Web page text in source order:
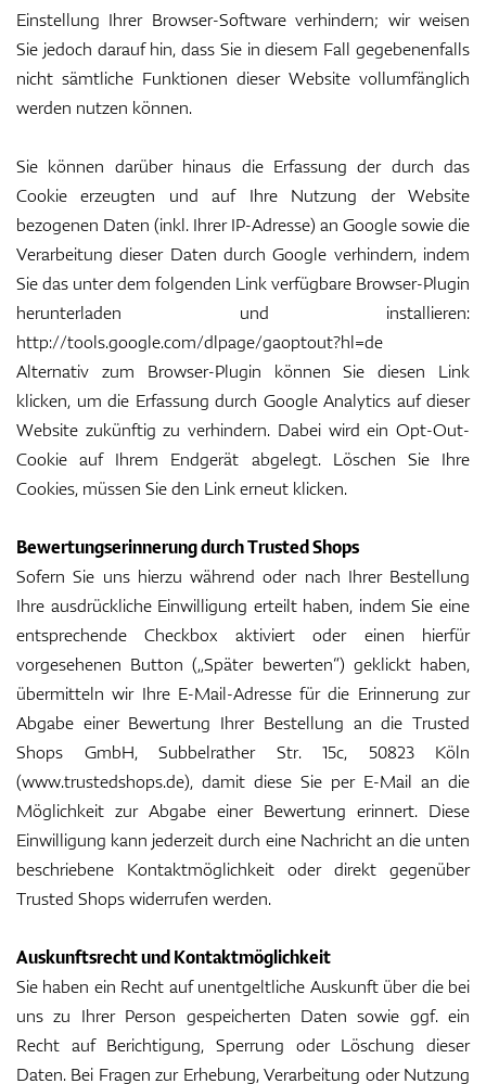
Einstellung Ihrer Browser-Software verhindern; wir weisen
Sie jedoch darauf hin, dass Sie in diesem Fall gegebenenfalls
nicht sämtliche Funktionen dieser Website vollumfänglich
werden nutzen können.
Sie können darüber hinaus die Erfassung der durch das
Cookie erzeugten und auf Ihre Nutzung der Website
bezogenen Daten (inkl. Ihrer IP-Adresse) an Google sowie die
Verarbeitung dieser Daten durch Google verhindern, indem
Sie das unter dem folgenden Link verfügbare Browser-Plugin
herunterladen und installieren:
http://tools.google.com/dlpage/gaoptout?hl=de
Alternativ zum Browser-Plugin können Sie diesen Link
klicken, um die Erfassung durch Google Analytics auf dieser
Website zukünftig zu verhindern. Dabei wird ein Opt-Out-
Cookie auf Ihrem Endgerät abgelegt. Löschen Sie Ihre
Cookies, müssen Sie den Link erneut klicken.
Bewertungserinnerung durch Trusted Shops
Sofern Sie uns hierzu während oder nach Ihrer Bestellung
Ihre ausdrückliche Einwilligung erteilt haben, indem Sie eine
entsprechende Checkbox aktiviert oder einen hierfür
vorgesehenen Button („Später bewerten“) geklickt haben,
übermitteln wir Ihre E-Mail-Adresse für die Erinnerung zur
Abgabe einer Bewertung Ihrer Bestellung an die Trusted
Shops GmbH, Subbelrather Str. 15c, 50823 Köln
(www.trustedshops.de), damit diese Sie per E-Mail an die
Möglichkeit zur Abgabe einer Bewertung erinnert. Diese
Einwilligung kann jederzeit durch eine Nachricht an die unten
beschriebene Kontaktmöglichkeit oder direkt gegenüber
Trusted Shops widerrufen werden.
Auskunftsrecht und Kontaktmöglichkeit
Sie haben ein Recht auf unentgeltliche Auskunft über die bei
uns zu Ihrer Person gespeicherten Daten sowie ggf. ein
Recht auf Berichtigung, Sperrung oder Löschung dieser
Daten. Bei Fragen zur Erhebung, Verarbeitung oder Nutzung